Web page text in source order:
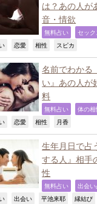
は？あの人が
音・情欲
無料占い セック
恋愛 相性 スピカ
名前でわかる
い』あの人が
料
無料占い 体の相
恋愛 相性 月香
生年月日で占
する人』相手
性
無料占い 出会い
出会い 平池来耶 縁結び